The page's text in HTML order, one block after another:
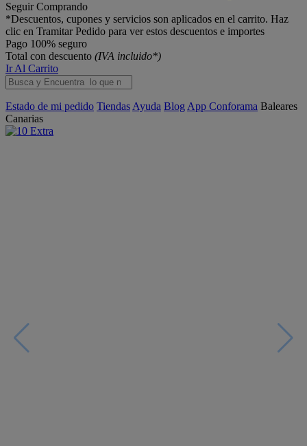
Seguir Comprando
*Descuentos, cupones y servicios son aplicados en el carrito. Haz
clic en Tramitar Pedido para ver estos descuentos e importes
Pago 100% seguro
Total con descuento (IVA incluido*)
Ir Al Carrito
Estado de mi pedido Tiendas Ayuda Blog App Conforama Baleares
Canarias